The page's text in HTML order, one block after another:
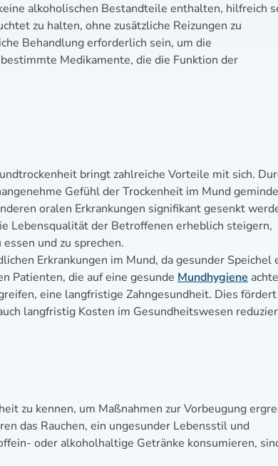
alkoholischen Bestandteile enthalten, hilfreich
zu halten, ohne zusätzliche Reizungen zu
Behandlung erforderlich sein, um die
Medikamente, die die Funktion der
bringt zahlreiche Vorteile mit sich.
Gefühl der Trockenheit im Mund
oralen Erkrankungen signifikant gesenkt
Lebensqualität der Betroffenen erheblich steigern,
und zu sprechen.
Erkrankungen im Mund, da gesunder Speichel
Patienten, die auf eine gesunde Mundhygiene
eine langfristige Zahngesundheit. Dies
langfristig Kosten im Gesundheitswesen
zu kennen, um Maßnahmen zur Vorbeugung
das Rauchen, ein ungesunder Lebensstil und
oder alkoholhaltige Getränke konsumieren,